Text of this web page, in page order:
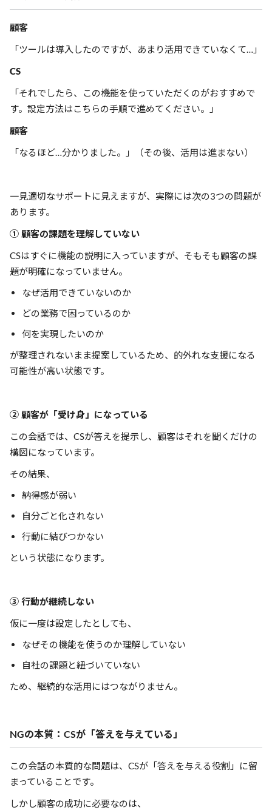
顧客
「ツールは導入したのですが、あまり活用できていなくて…」
CS
「それでしたら、この機能を使っていただくのがおすすめで
す。設定方法はこちらの手順で進めてください。」
顧客
「なるほど…分かりました。」（その後、活用は進まない）
一見適切なサポートに見えますが、実際には次の3つの問題が
あります。
① 顧客の課題を理解していない
CSはすぐに機能の説明に入っていますが、そもそも顧客の課
題が明確になっていません。
なぜ活用できていないのか
どの業務で困っているのか
何を実現したいのか
が整理されないまま提案しているため、的外れな支援になる
可能性が高い状態です。
② 顧客が「受け身」になっている
この会話では、CSが答えを提示し、顧客はそれを聞くだけの
構図になっています。
その結果、
納得感が弱い
自分ごと化されない
行動に結びつかない
という状態になります。
③ 行動が継続しない
仮に一度は設定したとしても、
なぜその機能を使うのか理解していない
自社の課題と紐づいていない
ため、継続的な活用にはつながりません。
NGの本質：CSが「答えを与えている」
この会話の本質的な問題は、CSが「答えを与える役割」に留
まっていることです。
しかし顧客の成功に必要なのは、